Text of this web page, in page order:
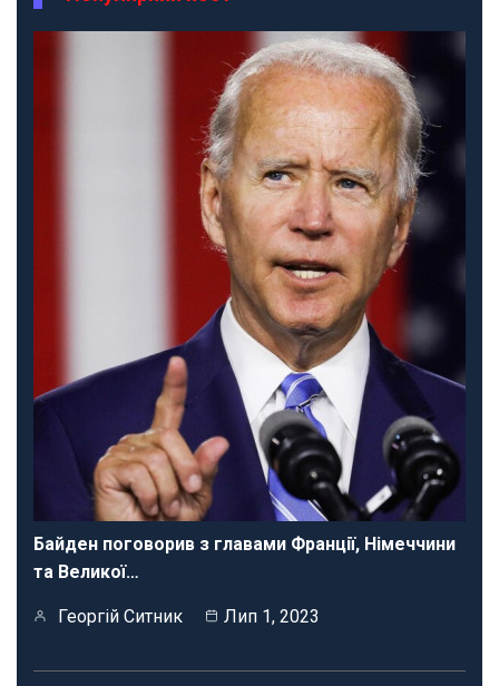
Байден поговорив з главами Франції, Німеччини
та Великої…
Георгій Ситник Лип 1, 2023